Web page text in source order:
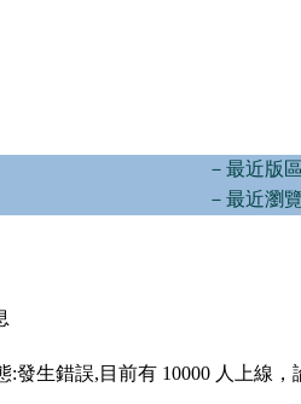
－最近版
－最近瀏
:發生錯誤,目前有 10000 人上線